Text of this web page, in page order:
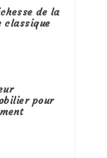
de la
classique
pour